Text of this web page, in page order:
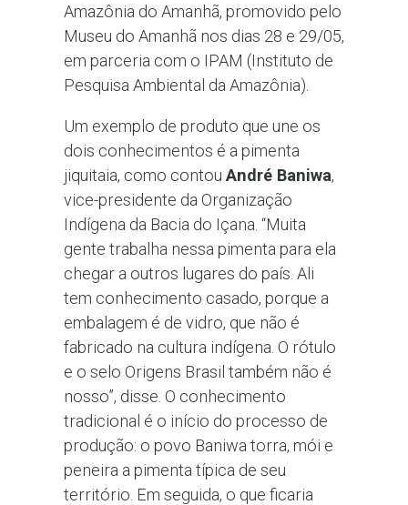
Amazônia do Amanhã, promovido pelo
Museu do Amanhã nos dias 28 e 29/05,
em parceria com o IPAM (Instituto de
Pesquisa Ambiental da Amazônia).
Um exemplo de produto que une os
dois conhecimentos é a pimenta
jiquitaia, como contou André Baniwa,
vice-presidente da Organização
Indígena da Bacia do Içana. “Muita
gente trabalha nessa pimenta para ela
chegar a outros lugares do país. Ali
tem conhecimento casado, porque a
embalagem é de vidro, que não é
fabricado na cultura indígena. O rótulo
e o selo Origens Brasil também não é
nosso”, disse. O conhecimento
tradicional é o início do processo de
produção: o povo Baniwa torra, mói e
peneira a pimenta típica de seu
território. Em seguida, o que ficaria